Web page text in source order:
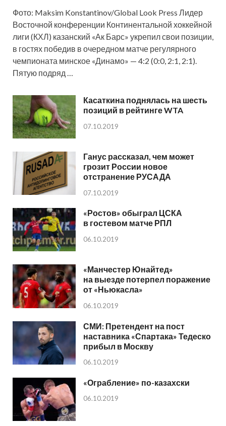
Фото: Maksim Konstantinov/Global Look Press Лидер
Восточной конференции Континентальной хоккейной
лиги (КХЛ) казанский «Ак Барс» укрепил свои позиции,
в гостях победив в очередном матче регулярного
чемпионата минское «Динамо» — 4:2 (0:0, 2:1, 2:1).
Пятую подряд …
Касаткина поднялась на шесть
позиций в рейтинге WTA
07.10.2019
Ганус рассказал, чем может
грозит России новое
отстранение РУСАДА
07.10.2019
«Ростов» обыграл ЦСКА
в гостевом матче РПЛ
06.10.2019
«Манчестер Юнайтед»
на выезде потерпел поражение
от «Ньюкасла»
06.10.2019
СМИ: Претендент на пост
наставника «Спартака» Тедеско
прибыл в Москву
06.10.2019
«Ограбление» по-казахски
06.10.2019